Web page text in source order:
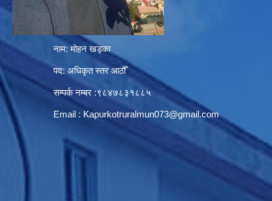
नाम: मोहन खड्का
पद: अधिकृत स्तर आठौँ
सम्पर्क नम्बर :९८४७८३१८८५
Email : Kapurkotruralmun073@gmail.com